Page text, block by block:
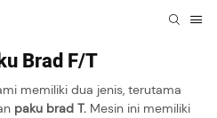
Brad F/T
memiliki dua jenis, terutama
paku brad T. Mesin ini memiliki